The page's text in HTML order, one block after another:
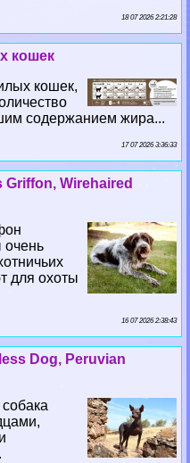
18 07 2026 2:21:28
кошек
кошек,
содержанием жира...
17 07 2026 3:36:33
Wirehaired
очень
для охоты
16 07 2026 2:38:43
Dog, Peruvian